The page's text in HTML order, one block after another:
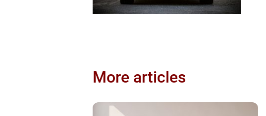
More articles